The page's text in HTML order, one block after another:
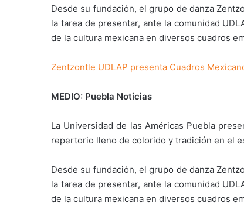
Desde su fundación, el grupo de danza
la tarea de presentar, ante la comunidad
de la cultura mexicana en diversos cuadros
Zentzontle UDLAP presenta Cuadros
MEDIO: Puebla Noticias
La Universidad de las Américas Puebla
repertorio lleno de colorido y tradición en el
Desde su fundación, el grupo de danza
la tarea de presentar, ante la comunidad
de la cultura mexicana en diversos cuadros